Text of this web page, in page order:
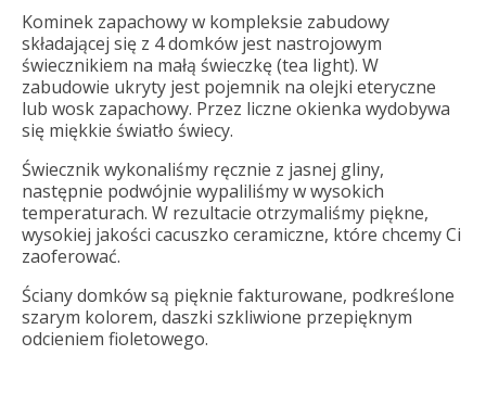
Kominek zapachowy w kompleksie zabudowy
składającej się z 4 domków jest nastrojowym
świecznikiem na małą świeczkę (tea light). W
zabudowie ukryty jest pojemnik na olejki eteryczne
lub wosk zapachowy. Przez liczne okienka wydobywa
się miękkie światło świecy.
Świecznik wykonaliśmy ręcznie z jasnej gliny,
następnie podwójnie wypaliliśmy w wysokich
temperaturach. W rezultacie otrzymaliśmy piękne,
wysokiej jakości cacuszko ceramiczne, które chcemy Ci
zaoferować.
Ściany domków są pięknie fakturowane, podkreślone
szarym kolorem, daszki szkliwione przepięknym
odcieniem fioletowego.